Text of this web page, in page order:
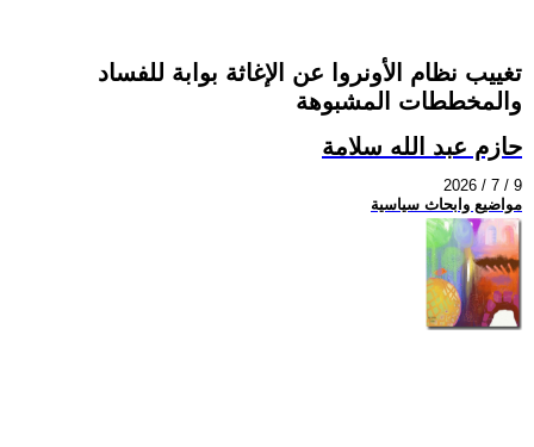
تغييب نظام الأونروا عن الإغاثة بوابة للفساد
والمخططات المشبوهة
حازم عبد الله سلامة
2026 / 7 / 9
مواضيع وابحاث سياسية